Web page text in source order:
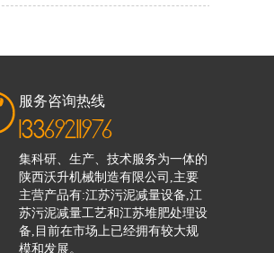
服务咨询热线
13369211976
集科研、生产、技术服务为一体的
陕西沃升机械制造有限公司,主要
主营产品有:江苏污泥减量设备,江
苏污泥减量工艺和江苏堆肥处理设
备,目前在市场上已经拥有较大规
模和发展。